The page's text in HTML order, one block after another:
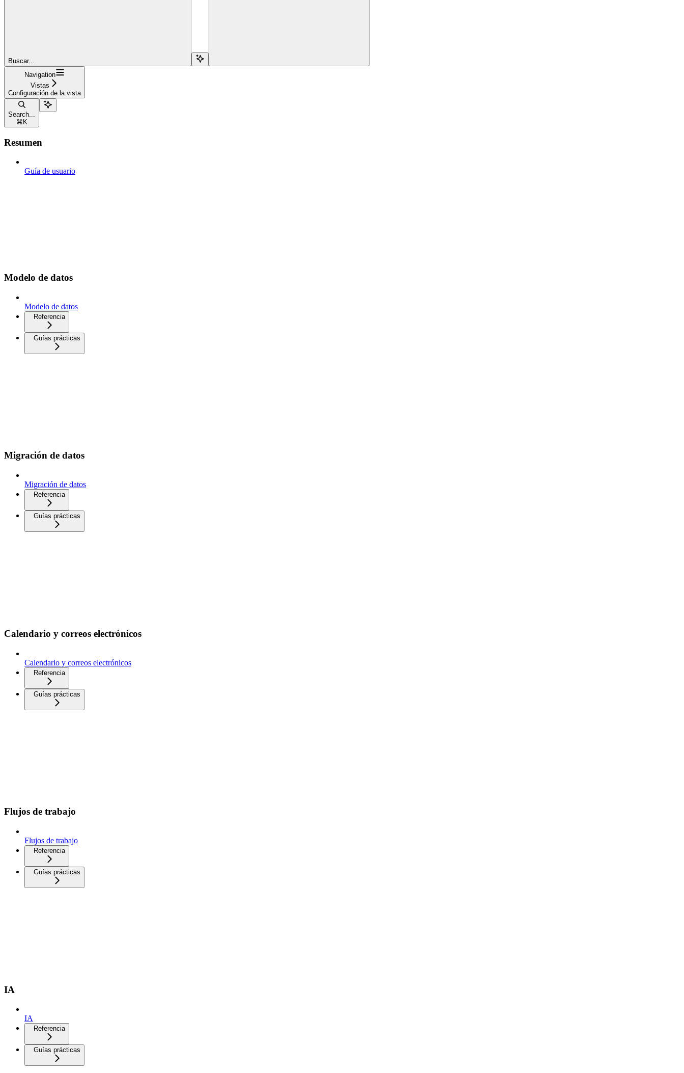
Buscar...
Navigation
Vistas
Configuración de la vista
Search...
⌘ K
Resumen
Guía de usuario
Modelo de datos
Modelo de datos
Referencia
Guías prácticas
Migración de datos
Migración de datos
Referencia
Guías prácticas
Calendario y correos electrónicos
Calendario y correos electrónicos
Referencia
Guías prácticas
Flujos de trabajo
Flujos de trabajo
Referencia
Guías prácticas
IA
IA
Referencia
Guías prácticas